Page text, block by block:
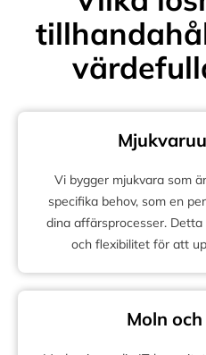
Vi bygger mjukvara som
specifika behov, som en
dina affärsprocesser.
och flexibilitet för att
Moln